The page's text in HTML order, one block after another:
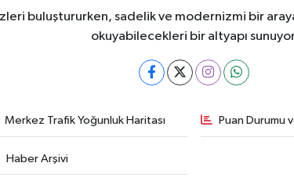
buluştururken, sadelik ve modernizmi bir
okuyabilecekleri bir altyapı
Merkez Trafik Yoğunluk Haritası Puan Durumu
Haber Arşivi